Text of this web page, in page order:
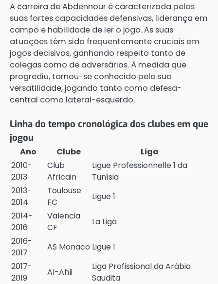
A carreira de Abdennour é caracterizada pelas
suas fortes capacidades defensivas, liderança em
campo e habilidade de ler o jogo. As suas
atuações têm sido frequentemente cruciais em
jogos decisivos, ganhando respeito tanto de
colegas como de adversários. À medida que
progrediu, tornou-se conhecido pela sua
versatilidade, jogando tanto como defesa-
central como lateral-esquerdo.
Linha do tempo cronológica dos clubes em que
jogou
Ano Clube
Liga
2010-
2013
Club
Africain
Ligue Professionnelle 1 da
Tunísia
2013-
2014
Toulouse
FC
Ligue 1
2014-
2016
Valencia
CF
La Liga
2016-
2017
AS Monaco Ligue 1
2017-
2019
Al-Ahli
Liga Profissional da Arábia
Saudita